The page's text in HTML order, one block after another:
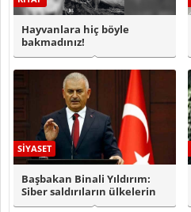
Hayvanlara hiç böyle
bakmadınız!
SİYASET
Başbakan Binali Yıldırım:
Siber saldırıların ülkelerin
ekono..